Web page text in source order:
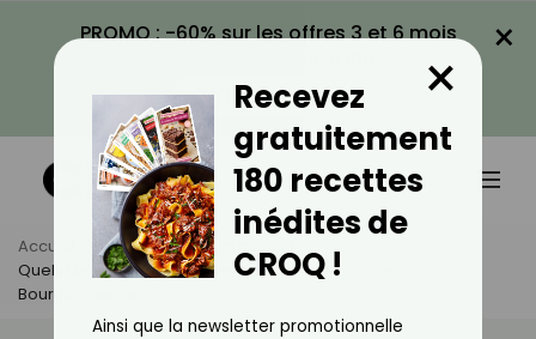
PROMO : -60% sur les offres 3 et 6 mois
VOIR LA PROMO
×
Accueil Actus
Alimentation
Quels Légumes Pour Accompagner Une Fondue
Bourguignonne ?
Recevez
gratuitement
180 recettes
inédites de
CROQ !
×
Ainsi que la newsletter promotionnelle